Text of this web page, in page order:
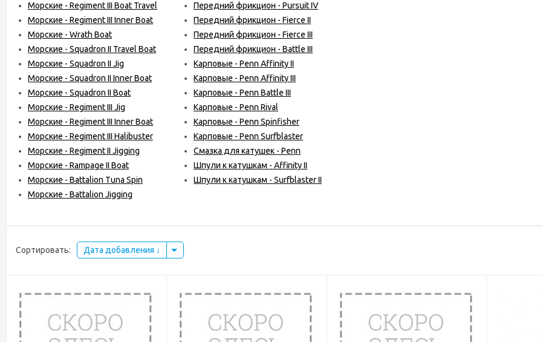
Морские - Regiment III Boat Travel
Морские - Regiment III Inner Boat
Морские - Wrath Boat
Морские - Squadron II Travel Boat
Морские - Squadron II Jig
Морские - Squadron II Inner Boat
Морские - Squadron II Boat
Морские - Regiment III Jig
Морские - Regiment III Inner Boat
Морские - Regiment III Halibuster
Морские - Regiment II Jigging
Морские - Rampage II Boat
Морские - Battalion Tuna Spin
Морские - Battalion Jigging
Передний фрикцион - Pursuit IV
Передний фрикцион - Fierce II
Передний фрикцион - Fierce III
Передний фрикцион - Battle III
Карповые - Penn Affinity II
Карповые - Penn Affinity III
Карповые - Penn Battle III
Карповые - Penn Rival
Карповые - Penn Spinfisher
Карповые - Penn Surfblaster
Смазка для катушек - Penn
Шпули к катушкам - Affinity II
Шпули к катушкам - Surfblaster II
Сортировать: Дата добавления